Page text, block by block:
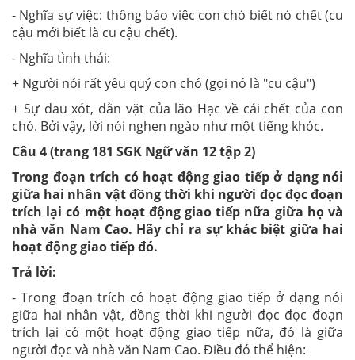
- Nghĩa sự việc: thông báo việc con chó biết nó chết (cu
cậu mới biết là cu cậu chết).
- Nghĩa tình thái:
+ Người nói rất yêu quý con chó (gọi nó là "cu cậu")
+ Sự đau xót, dằn vặt của lão Hạc về cái chết của con
chó. Bởi vậy, lời nói nghẹn ngào như một tiếng khóc.
Câu 4 (trang 181 SGK Ngữ văn 12 tập 2)
Trong đoạn trích có hoạt động giao tiếp ở dạng nói
giữa hai nhân vật đồng thời khi người đọc đọc đoạn
trích lại có một hoạt động giao tiếp nữa giữa họ và
nhà văn Nam Cao. Hãy chỉ ra sự khác biệt giữa hai
hoạt động giao tiếp đó.
Trả lời:
- Trong đoạn trích có hoạt động giao tiếp ở dạng nói
giữa hai nhân vật, đồng thời khi người đọc đọc đoạn
trích lại có một hoạt động giao tiếp nữa, đó là giữa
người đọc và nhà văn Nam Cao. Điều đó thể hiện: